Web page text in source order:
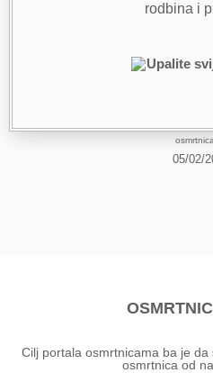
rodbina i
Upalite
05/02/
Cilj portala osmrtnicama ba je
osmrtnica od